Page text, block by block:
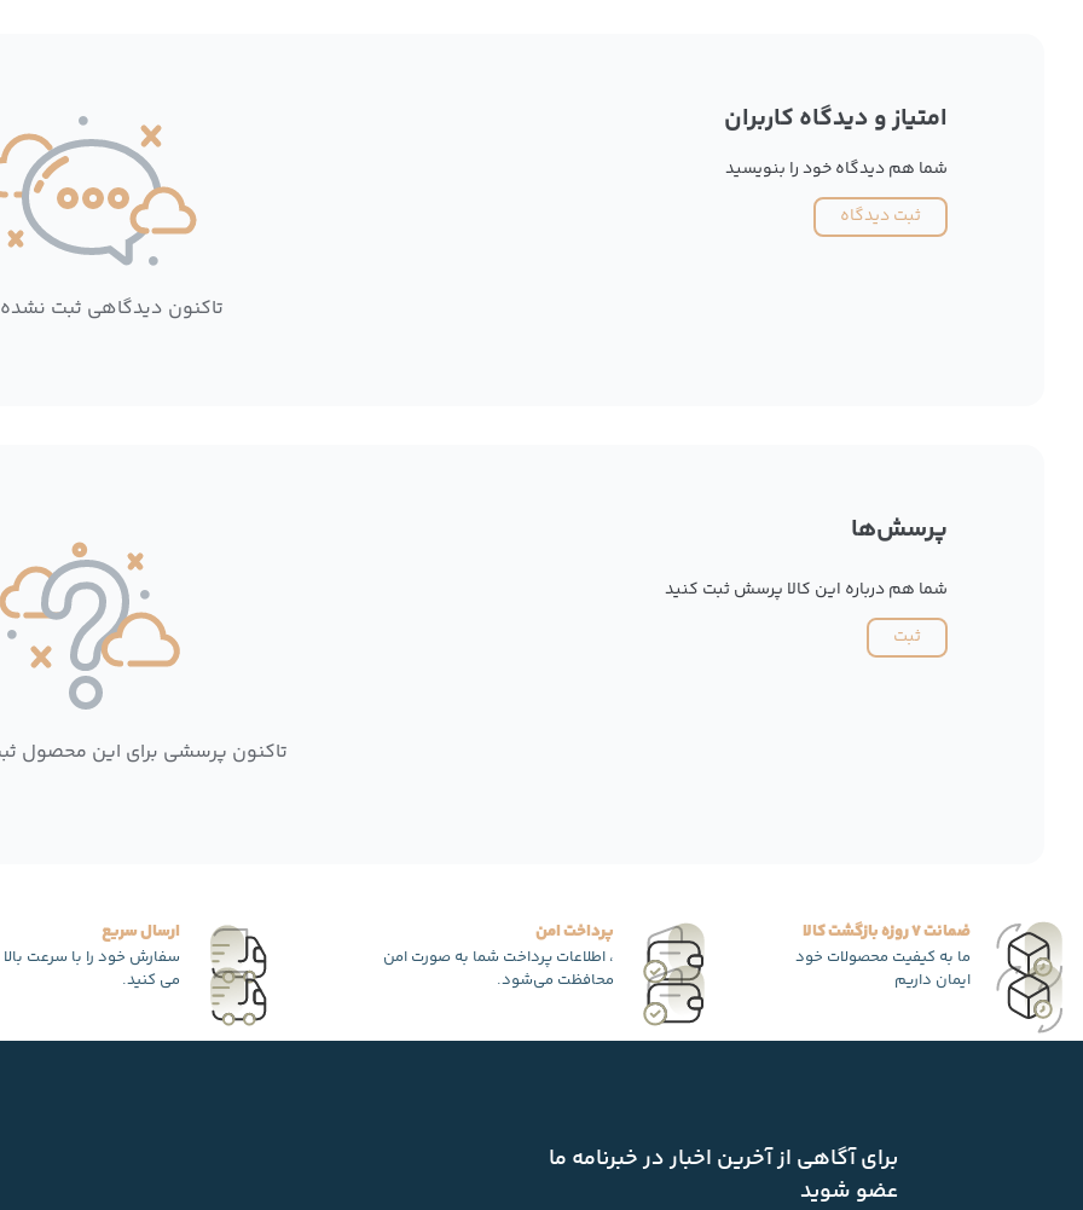
امتیاز و دیدگاه کاربران
شما هم دیدگاه خود را بنویسید
ثبت دیدگاه
تاکنون دیدگاهی ثبت
پرسش‌ها
شما هم درباره این کالا پرسش ثبت کنید
ثبت
تاکنون پرسشی برای این محصول
ضمانت 7 روزه بازگشت کالا
ما به کیفیت محصولات خود
ایمان داریم
پرداخت امن
، اطلاعات پرداخت شما به صورت امن
محافظت می‌شود.
ارسال سریع
سفارش خود را با سرعت
می کنید.
برای آگاهی از آخرین اخبار در خبرنامه ما
عضو شوید